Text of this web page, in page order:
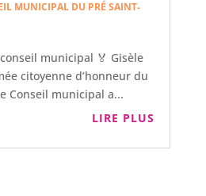
MUNICIPAL DU PRÉ SAINT-
municipal 🏅 Gisèle
citoyenne d’honneur du
Conseil municipal a...
LIRE PLUS